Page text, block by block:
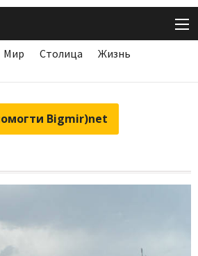
Мир Столица
Жизнь
Bigmir)net